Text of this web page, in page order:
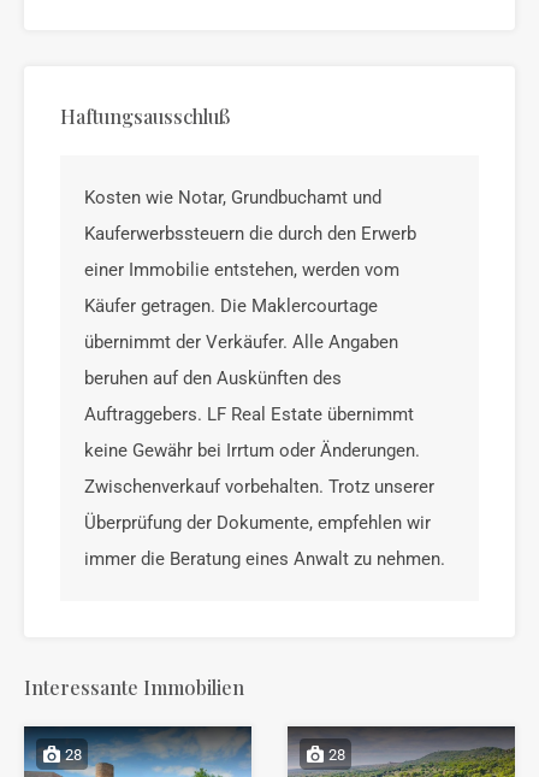
Haftungsausschluß
Kosten wie Notar, Grundbuchamt und
Kauferwerbssteuern die durch den Erwerb
einer Immobilie entstehen, werden vom
Käufer getragen. Die Maklercourtage
übernimmt der Verkäufer. Alle Angaben
beruhen auf den Auskünften des
Auftraggebers. LF Real Estate übernimmt
keine Gewähr bei Irrtum oder Änderungen.
Zwischenverkauf vorbehalten. Trotz unserer
Überprüfung der Dokumente, empfehlen wir
immer die Beratung eines Anwalt zu nehmen.
Interessante Immobilien
28 28